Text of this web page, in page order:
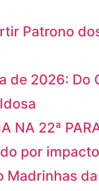
Patrono
de 2026:
NA 22ª
por
Madrinhas